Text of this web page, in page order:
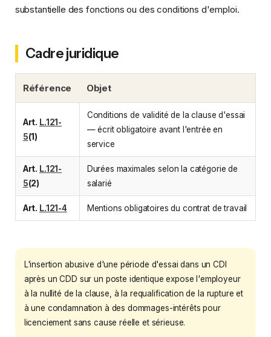
substantielle des fonctions ou des conditions d'emploi.
Cadre juridique
Référence Objet
Art. L.121-
5(1)
Conditions de validité de la clause d'essai
— écrit obligatoire avant l'entrée en
service
Art. L.121-
5(2)
Durées maximales selon la catégorie de
salarié
Art. L.121-4 Mentions obligatoires du contrat de travail
L'insertion abusive d'une période d'essai dans un CDI
après un CDD sur un poste identique expose l'employeur
à la nullité de la clause, à la requalification de la rupture et
à une condamnation à des dommages-intérêts pour
licenciement sans cause réelle et sérieuse.